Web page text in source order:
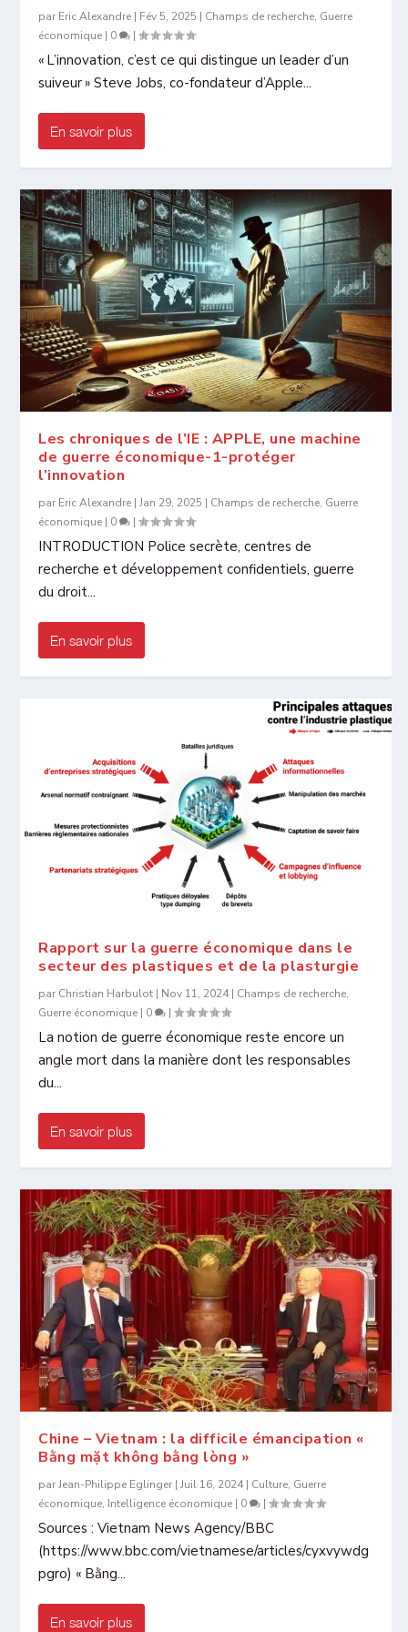
par Eric Alexandre | Fév 5, 2025 | Champs de recherche, Guerre
économique | 0 |
« L’innovation, c’est ce qui distingue un leader d’un
suiveur » Steve Jobs, co-fondateur d’Apple...
En savoir plus
Les chroniques de l’IE : APPLE, une machine
de guerre économique-1-protéger
l’innovation
par Eric Alexandre |Jan 29, 2025 | Champs de recherche, Guerre
économique | 0 |
INTRODUCTION Police secrète, centres de
recherche et développement confidentiels, guerre
du droit...
En savoir plus
Rapport sur la guerre économique dans le
secteur des plastiques et de la plasturgie
par Christian Harbulot | Nov 11, 2024| Champs de recherche,
Guerre économique | 0 |
La notion de guerre économique reste encore un
angle mort dans la manière dont les responsables
du...
En savoir plus
Chine – Vietnam : la difficile émancipation «
Bằng mặt không bằng lòng »
parJean-Philippe Eglinger |Juil 16, 2024| Culture, Guerre
économique, Intelligence économique | 0 |
Sources : Vietnam News Agency/BBC
(https://www.bbc.com/vietnamese/articles/cyxvywdg
pgro) « Bằng...
En savoir plus